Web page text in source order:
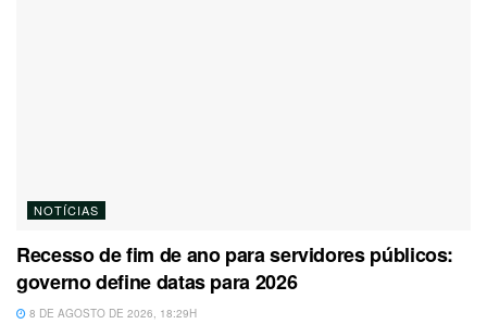
NOTÍCIAS
Recesso de fim de ano para servidores públicos:
governo define datas para 2026
8 DE AGOSTO DE 2026, 18:29H